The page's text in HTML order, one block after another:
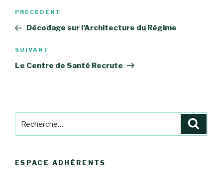
Navigation
l’article
Article
précédent
PRÉCÉDENT
Décodage sur l’Architecture du Régime
Article
suivant
SUIVANT
Le Centre de Santé Recrute
pour
ESPACE ADHÉRENTS